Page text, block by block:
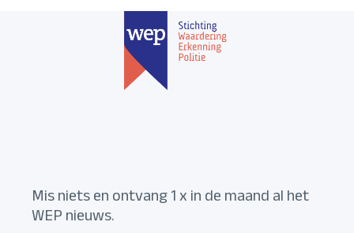
Mis niets en ontvang 1 x in de maand al het
WEP nieuws.